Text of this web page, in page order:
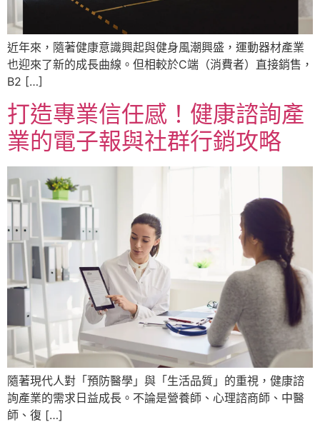
近年來，隨著健康意識興起與健身風潮興盛，運動器材產業
也迎來了新的成長曲線。但相較於C端（消費者）直接銷售，
B2 […]
打造專業信任感！健康諮詢產
業的電子報與社群行銷攻略
隨著現代人對「預防醫學」與「生活品質」的重視，健康諮
詢產業的需求日益成長。不論是營養師、心理諮商師、中醫
師、復 […]